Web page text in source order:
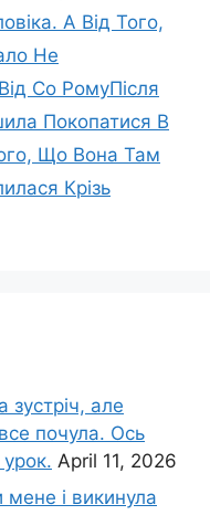
А Від Того,
Не
Со РомуПісля
Покопатися В
Що Вона Там
Крізь
але
почула. Ось
урок. April 11, 2026
і викинула